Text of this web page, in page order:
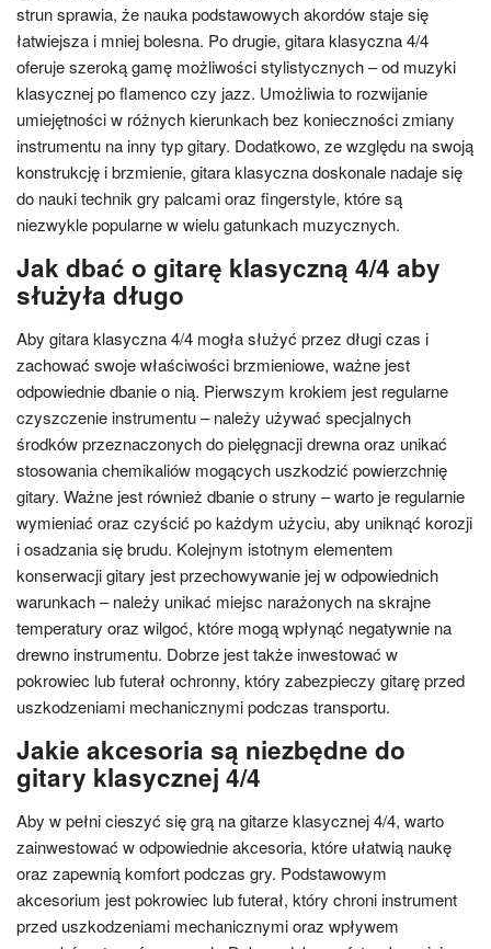
strun sprawia, że nauka podstawowych akordów staje się
łatwiejsza i mniej bolesna. Po drugie, gitara klasyczna 4/4
oferuje szeroką gamę możliwości stylistycznych – od muzyki
klasycznej po flamenco czy jazz. Umożliwia to rozwijanie
umiejętności w różnych kierunkach bez konieczności zmiany
instrumentu na inny typ gitary. Dodatkowo, ze względu na swoją
konstrukcję i brzmienie, gitara klasyczna doskonale nadaje się
do nauki technik gry palcami oraz fingerstyle, które są
niezwykle popularne w wielu gatunkach muzycznych.
Jak dbać o gitarę klasyczną 4/4 aby
służyła długo
Aby gitara klasyczna 4/4 mogła służyć przez długi czas i
zachować swoje właściwości brzmieniowe, ważne jest
odpowiednie dbanie o nią. Pierwszym krokiem jest regularne
czyszczenie instrumentu – należy używać specjalnych
środków przeznaczonych do pielęgnacji drewna oraz unikać
stosowania chemikaliów mogących uszkodzić powierzchnię
gitary. Ważne jest również dbanie o struny – warto je regularnie
wymieniać oraz czyścić po każdym użyciu, aby uniknąć korozji
i osadzania się brudu. Kolejnym istotnym elementem
konserwacji gitary jest przechowywanie jej w odpowiednich
warunkach – należy unikać miejsc narażonych na skrajne
temperatury oraz wilgoć, które mogą wpłynąć negatywnie na
drewno instrumentu. Dobrze jest także inwestować w
pokrowiec lub futerał ochronny, który zabezpieczy gitarę przed
uszkodzeniami mechanicznymi podczas transportu.
Jakie akcesoria są niezbędne do
gitary klasycznej 4/4
Aby w pełni cieszyć się grą na gitarze klasycznej 4/4, warto
zainwestować w odpowiednie akcesoria, które ułatwią naukę
oraz zapewnią komfort podczas gry. Podstawowym
akcesorium jest pokrowiec lub futerał, który chroni instrument
przed uszkodzeniami mechanicznymi oraz wpływem